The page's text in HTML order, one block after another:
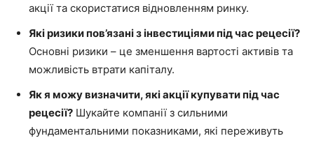
акції та скористатися відновленням ринку.
Які ризики пов’язані з інвестиціями під час рецесії?
Основні ризики – це зменшення вартості активів та
можливість втрати капіталу.
Як я можу визначити, які акції купувати під час
рецесії? Шукайте компанії з сильними
фундаментальними показниками, які переживуть